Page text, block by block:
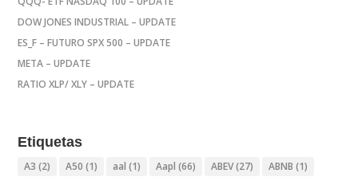
DOW JONES INDUSTRIAL – UPDATE
ES_F – FUTURO SPX 500 – UPDATE
META – UPDATE
RATIO XLP/ XLY – UPDATE
Etiquetas
A3 (2) A50 (1) aal (1) Aapl (66) ABEV(27) ABNB (1)